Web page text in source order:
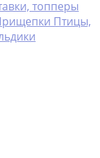
топперы
Птицы,